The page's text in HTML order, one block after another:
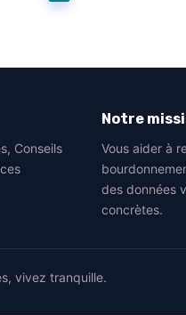
Conseils
Notre
Vous aider à
des données
concrètes.
vivez tranquille.